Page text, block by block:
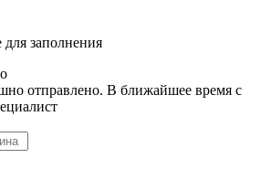
для заполнения
отправлено. В ближайшее время с